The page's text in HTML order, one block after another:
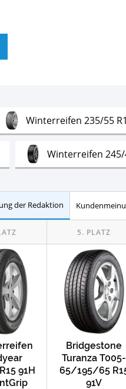
Winterreifen 235/55
Winterreifen 245/
195/65 R15Test
Winterreifen 215/
Textil Schneeketten
der Redaktion
91H
Bridgestone
Turanza T005-
65/195/65
91V